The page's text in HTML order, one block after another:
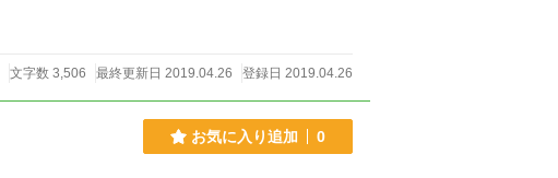
文字数 3,506 最終更新日 2019.04.26 登録日 2019.04.26
お気に入り追加 0